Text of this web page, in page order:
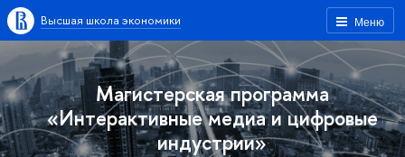
Меню
Высшая школа экономики
Магистерская программа
«Интерактивные медиа и цифровые
индустрии»